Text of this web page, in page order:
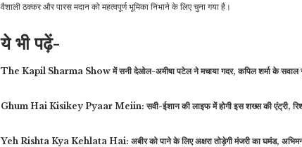
वैशाली ठक्कर और पारस मदान को महत्वपूर्ण भूमिका निभाने के लिए चुना गया है।
ये भी पढ़ें-
The Kapil Sharma Show में सनी देओल-अमीषा पटेल ने मचाया गदर, कपिल शर्मा के सवाल
Ghum Hai Kisikey Pyaar Meiin: सवी-ईशान की लाइफ में होगी इस शख्स की एंट्री,
Yeh Rishta Kya Kehlata Hai: अबीर को पाने के लिए अक्षरा तोड़ेगी मंजरी का घमंड,